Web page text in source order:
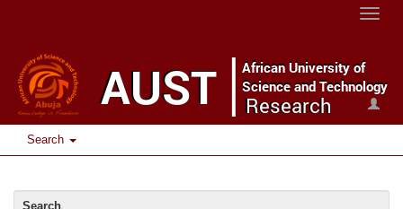
Toggle
Search
Search